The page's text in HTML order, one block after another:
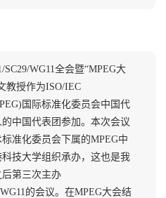
SC29/WG11全会暨“MPEG大
教授作为ISO/IEC
国际标准化委员会中国代
中国代表团参加。本次会议
准化委员会下属的MPEG中
技大学组织承办，这也是我
后第三次主办
的会议。在MPEG大会结